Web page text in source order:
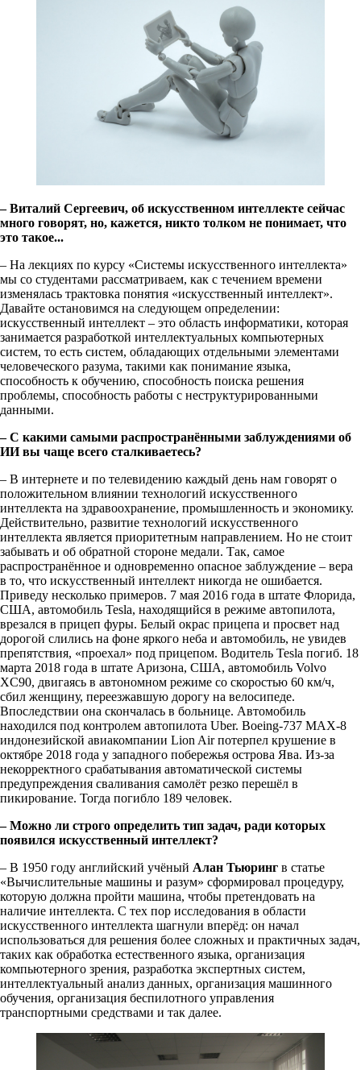
– Виталий Сергеевич, об искусственном интеллекте сейчас
много говорят, но, кажется, никто толком не понимает, что
это такое...
– На лекциях по курсу «Системы искусственного интеллекта»
мы со студентами рассматриваем, как с течением времени
изменялась трактовка понятия «искусственный интеллект».
Давайте остановимся на следующем определении:
искусственный интеллект – это область информатики, которая
занимается разработкой интеллектуальных компьютерных
систем, то есть систем, обладающих отдельными элементами
человеческого разума, такими как понимание языка,
способность к обучению, способность поиска решения
проблемы, способность работы с неструктурированными
данными.
– С какими самыми распространёнными заблуждениями об
ИИ вы чаще всего сталкиваетесь?
– В интернете и по телевидению каждый день нам говорят о
положительном влиянии технологий искусственного
интеллекта на здравоохранение, промышленность и экономику.
Действительно, развитие технологий искусственного
интеллекта является приоритетным направлением. Но не стоит
забывать и об обратной стороне медали. Так, самое
распространённое и одновременно опасное заблуждение – вера
в то, что искусственный интеллект никогда не ошибается.
Приведу несколько примеров. 7 мая 2016 года в штате Флорида,
США, автомобиль Tesla, находящийся в режиме автопилота,
врезался в прицеп фуры. Белый окрас прицепа и просвет над
дорогой слились на фоне яркого неба и автомобиль, не увидев
препятствия, «проехал» под прицепом. Водитель Tesla погиб. 18
марта 2018 года в штате Аризона, США, автомобиль Volvo
XC90, двигаясь в автономном режиме со скоростью 60 км/ч,
сбил женщину, переезжавшую дорогу на велосипеде.
Впоследствии она скончалась в больнице. Автомобиль
находился под контролем автопилота Uber. Boeing-737 MAX-8
индонезийской авиакомпании Lion Air потерпел крушение в
октябре 2018 года у западного побережья острова Ява. Из-за
некорректного срабатывания автоматической системы
предупреждения сваливания самолёт резко перешёл в
пикирование. Тогда погибло 189 человек.
– Можно ли строго определить тип задач, ради которых
появился искусственный интеллект?
– В 1950 году английский учёный Алан Тьюринг в статье
«Вычислительные машины и разум» сформировал процедуру,
которую должна пройти машина, чтобы претендовать на
наличие интеллекта. С тех пор исследования в области
искусственного интеллекта шагнули вперёд: он начал
использоваться для решения более сложных и практичных задач,
таких как обработка естественного языка, организация
компьютерного зрения, разработка экспертных систем,
интеллектуальный анализ данных, организация машинного
обучения, организация беспилотного управления
транспортными средствами и так далее.